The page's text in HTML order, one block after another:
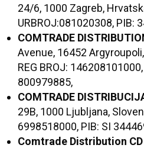
24/6, 1000 Zagreb,
URBROJ:081020308, PIB:
COMTRADE
Avenue, 16452
REG BROJ:
800979885,
COMTRADE
29B, 1000 Ljubljana,
6998518000, PIB: SI
Comtrade Distribution CD